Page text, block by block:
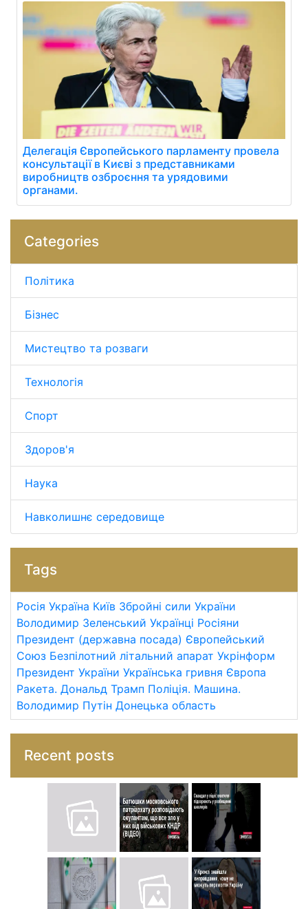
Делегація Європейського парламенту провела
консультації в Києві з представниками
виробництв озброєння та урядовими
органами.
Categories
Політика
Бізнес
Мистецтво та розваги
Технологія
Спорт
Здоров'я
Наука
Навколишнє середовище
Tags
Росія Україна Київ Збройні сили України
Володимир Зеленський Українці Росіяни
Президент (державна посада) Європейський
Союз Безпілотний літальний апарат Укрінформ
Президент України Українська гривня Європа
Ракета. Дональд Трамп Поліція. Машина.
Володимир Путін Донецька область
Recent posts